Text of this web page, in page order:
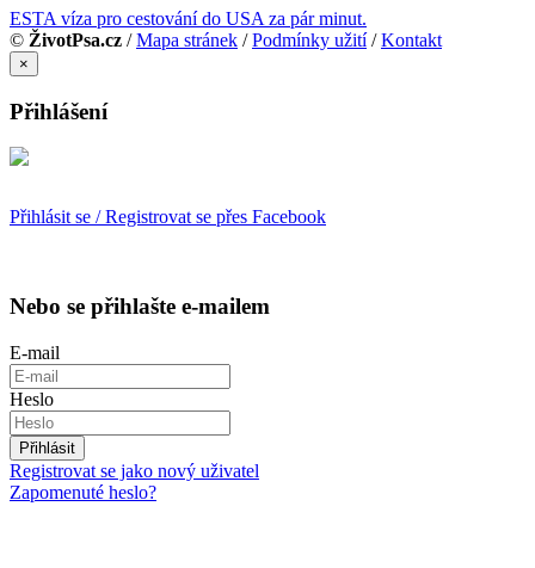
ESTA víza pro cestování do USA za pár minut.
© ŽivotPsa.cz /Mapa stránek /Podmínky užití/Kontakt
×
Přihlášení
Přihlásit se / Registrovat se přes Facebook
Nebo se přihlašte e-mailem
E-mail
Heslo
Přihlásit
Registrovat se jako nový uživatel
Zapomenuté heslo?